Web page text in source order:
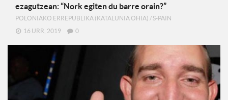
ezagutzean: “Nork egiten du barre orain?”
POLONIAKO ERREPUBLIKA (KATALUNIA OHIA) / S-PAIN
16 URR, 2019
0